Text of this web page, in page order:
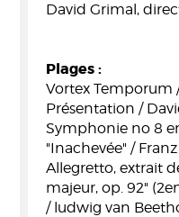
David Grimal,
Plages :
Vortex Temporum
Présentation /
Symphonie no 8
"Inachevée" /
Allegretto, extrait
majeur, op. 92"
/ ludwig van